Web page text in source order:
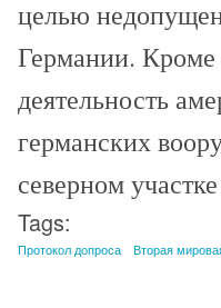
целью
Германии. Кроме
деятельность
германских
северном
Tags:
Протокол допроса Вторая